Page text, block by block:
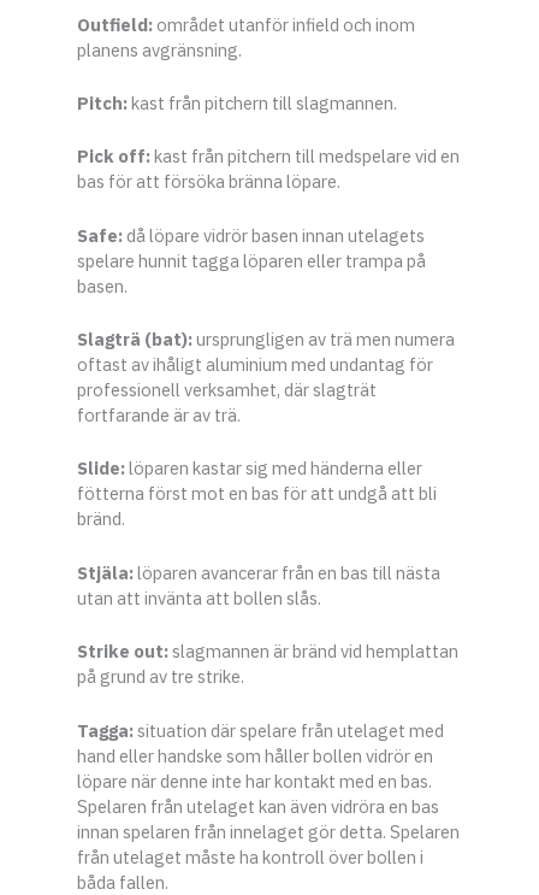
Outfield: området utanför infield och inom
planens avgränsning.
Pitch:kast från pitchern till slagmannen.
Pick off:kast från pitchern till medspelare vid en
bas för att försöka bränna löpare.
Safe: då löpare vidrör basen innan utelagets
spelare hunnit tagga löparen eller trampa på
basen.
Slagträ (bat):ursprungligen av trä men numera
oftast av ihåligt aluminium med undantag för
professionell verksamhet, där slagträt
fortfarande är av trä.
Slide:löparen kastar sig med händerna eller
fötterna först mot en bas för att undgå att bli
bränd.
Stjäla:löparen avancerar från en bas till nästa
utan att invänta att bollen slås.
Strike out:slagmannen är bränd vid hemplattan
på grund av tre strike.
Tagga:situation där spelare från utelaget med
hand eller handske som håller bollen vidrör en
löpare när denne inte har kontakt med en bas.
Spelaren från utelaget kan även vidröra en bas
innan spelaren från innelaget gör detta. Spelaren
från utelaget måste ha kontroll över bollen i
båda fallen.